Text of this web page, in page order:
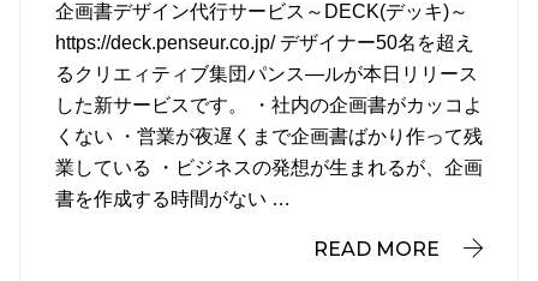
企画書デザイン代行サービス～DECK(デッキ)～
https://deck.penseur.co.jp/ デザイナー50名を超え
るクリエィティブ集団パンス―ルが本日リリース
した新サービスです。 ・社内の企画書がカッコよ
くない ・営業が夜遅くまで企画書ばかり作って残
業している ・ビジネスの発想が生まれるが、企画
書を作成する時間がない …
READ MORE